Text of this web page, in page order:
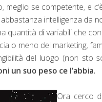
meglio se competente, e
abbastanza intelligenza da
quantità di variabili che
o meno del marketing,
del luogo (non sto
un suo peso ce l’abbia.
Ora cerco